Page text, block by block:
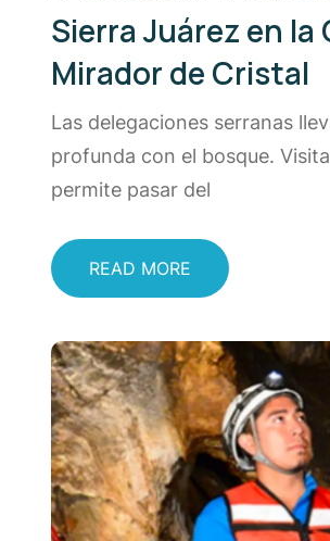
Sierra Juárez en
Mirador de Cristal
Las delegaciones serranas
profunda con el bosque.
permite pasar del
READ MORE